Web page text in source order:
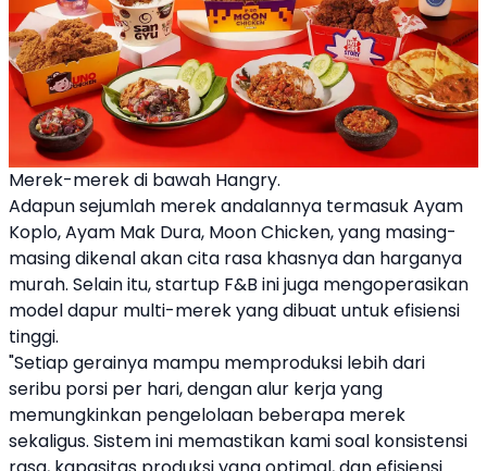
Merek-merek di bawah Hangry.
Adapun sejumlah merek andalannya termasuk Ayam
Koplo, Ayam Mak Dura, Moon Chicken, yang masing-
masing dikenal akan cita rasa khasnya dan harganya
murah. Selain itu, startup F&B ini juga mengoperasikan
model dapur multi-merek yang dibuat untuk efisiensi
tinggi.
"Setiap gerainya mampu memproduksi lebih dari
seribu porsi per hari, dengan alur kerja yang
memungkinkan pengelolaan beberapa merek
sekaligus. Sistem ini memastikan kami soal konsistensi